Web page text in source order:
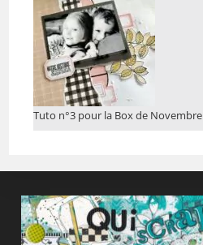
Tuto n°3 pour la Box de